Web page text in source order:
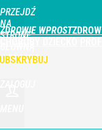
PRZEJDŹ
NA
STRONĘ
WPROST.PL
ZDROWIE WPROST